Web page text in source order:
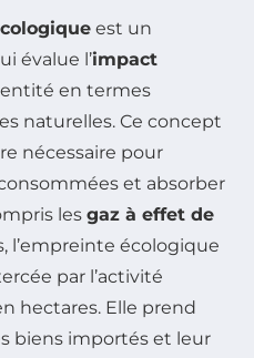
est un
évalue l’impact
entité en termes
naturelles. Ce concept
nécessaire pour
et absorber
les gaz à effet de
l’empreinte écologique
par l’activité
hectares. Elle prend
biens importés et leur